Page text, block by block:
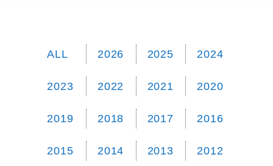
ALL 2026 2025 2024
2023 2022 2021 2020
2019 2018 2017 2016
2015 2014 2013 2012